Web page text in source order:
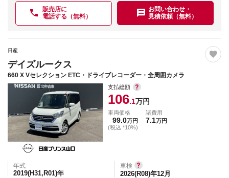
販売店に
電話する（無料）
お問い合わせ・
見積依頼（無料）
日産
デイズルークス
660 X Vセレクション ETC・ドライブレコーダー・全周囲カメラ
支払総額
106.1万円
車両価格
99.0万円
(税込 *10%)
諸費用
7.1万円
年式
2019(H31,R01)年
車検
2026(R08)年12月